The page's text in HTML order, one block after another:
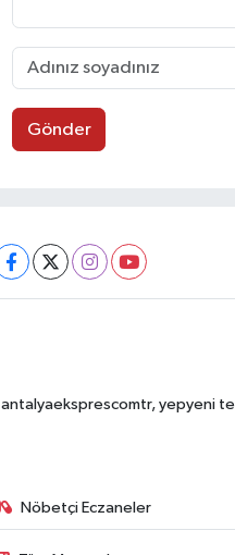
Gönder
antalyaeksprescomtr, yepyeni
Nöbetçi Eczaneler